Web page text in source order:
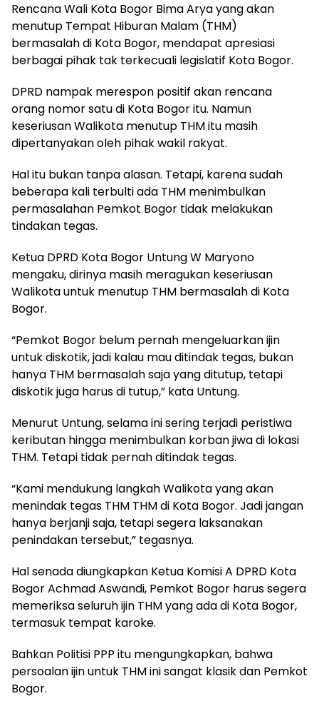
Rencana Wali Kota Bogor Bima Arya yang akan
menutup Tempat Hiburan Malam (THM)
bermasalah di Kota Bogor, mendapat apresiasi
berbagai pihak tak terkecuali legislatif Kota Bogor.
DPRD nampak merespon positif akan rencana
orang nomor satu di Kota Bogor itu. Namun
keseriusan Walikota menutup THM itu masih
dipertanyakan oleh pihak wakil rakyat.
Hal itu bukan tanpa alasan. Tetapi, karena sudah
beberapa kali terbulti ada THM menimbulkan
permasalahan Pemkot Bogor tidak melakukan
tindakan tegas.
Ketua DPRD Kota Bogor Untung W Maryono
mengaku, dirinya masih meragukan keseriusan
Walikota untuk menutup THM bermasalah di Kota
Bogor.
“Pemkot Bogor belum pernah mengeluarkan ijin
untuk diskotik, jadi kalau mau ditindak tegas, bukan
hanya THM bermasalah saja yang ditutup, tetapi
diskotik juga harus di tutup,” kata Untung.
Menurut Untung, selama ini sering terjadi peristiwa
keributan hingga menimbulkan korban jiwa di lokasi
THM. Tetapi tidak pernah ditindak tegas.
“Kami mendukung langkah Walikota yang akan
menindak tegas THM THM di Kota Bogor. Jadi jangan
hanya berjanji saja, tetapi segera laksanakan
penindakan tersebut,” tegasnya.
Hal senada diungkapkan Ketua Komisi A DPRD Kota
Bogor Achmad Aswandi, Pemkot Bogor harus segera
memeriksa seluruh ijin THM yang ada di Kota Bogor,
termasuk tempat karoke.
Bahkan Politisi PPP itu mengungkapkan, bahwa
persoalan ijin untuk THM ini sangat klasik dan Pemkot
Bogor.